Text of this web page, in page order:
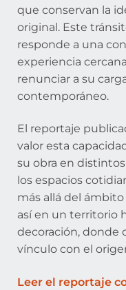
que conservan la
original. Este
responde a una
experiencia
renunciar a su
contemporáneo.
El reportaje
valor esta
su obra en
los espacios
más allá del
así en un territorio
decoración, donde
vínculo con el
Leer el reportaje